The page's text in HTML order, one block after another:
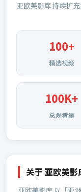
亚欧美影库 持续扩
100+
精选视频
100K+
总观看量
关于亚欧美影